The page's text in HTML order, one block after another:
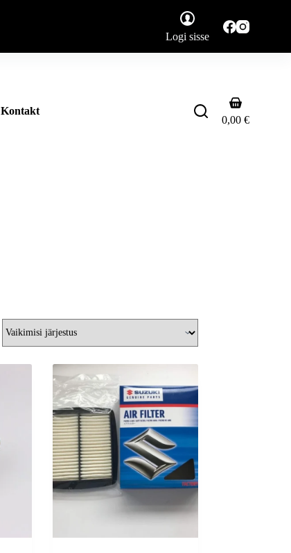
Logi sisse
Kontakt
Shopping
cart
0,00 €